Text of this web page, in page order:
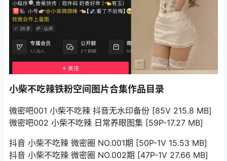
小柴不吃辣铁粉空间图片合集作品目录
微密吧001 小柴不吃辣 抖音无水印备份 [85V 215.8 MB]
微密吧002 小柴不吃辣 日常养眼图集 [59P-17.27 MB]
抖音 小柴不吃辣 微密圈 NO.001期 [50P-1V 15.53 MB]
抖音 小柴不吃辣 微密圈 NO.002期 [47P-1V 27.66 MB]